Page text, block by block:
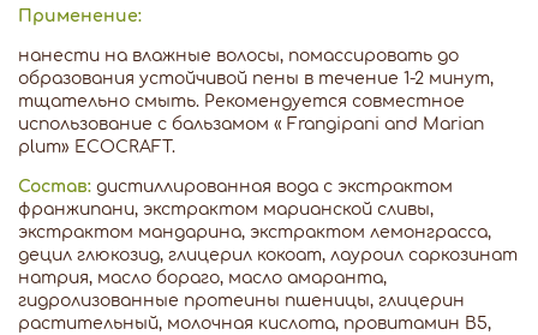
Применение:
нанести на влажные волосы, помассировать до
образования устойчивой пены в течение 1-2 минут,
тщательно смыть. Рекомендуется совместное
использование с бальзамом « Frangipani and Marian
plum» ECOCRAFT.
Состав: дистиллированная вода c экстрактом
франжипани, экстрактом марианской сливы,
экстрактом мандарина, экстрактом лемонграсса,
децил глюкозид, глицерил кокоат, лауроил саркозинат
натрия, масло бораго, масло амаранта,
гидролизованные протеины пшеницы, глицерин
растительный, молочная кислота, провитамин В5,